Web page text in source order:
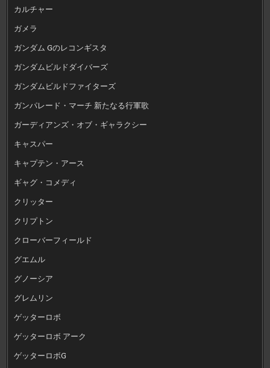
カルチャー
ガメラ
ガンダム Gのレコンギスタ
ガンダムビルドダイバーズ
ガンダムビルドファイターズ
ガンパレード・マーチ 新たなる行軍歌
ガーディアンズ・オブ・ギャラクシー
キャスパー
キャプテン・アース
ギャグ・コメディ
クリッター
クリプトン
クローバーフィールド
グエムル
グノーシア
グレムリン
ゲッターロボ
ゲッターロボ アーク
ゲッターロボG